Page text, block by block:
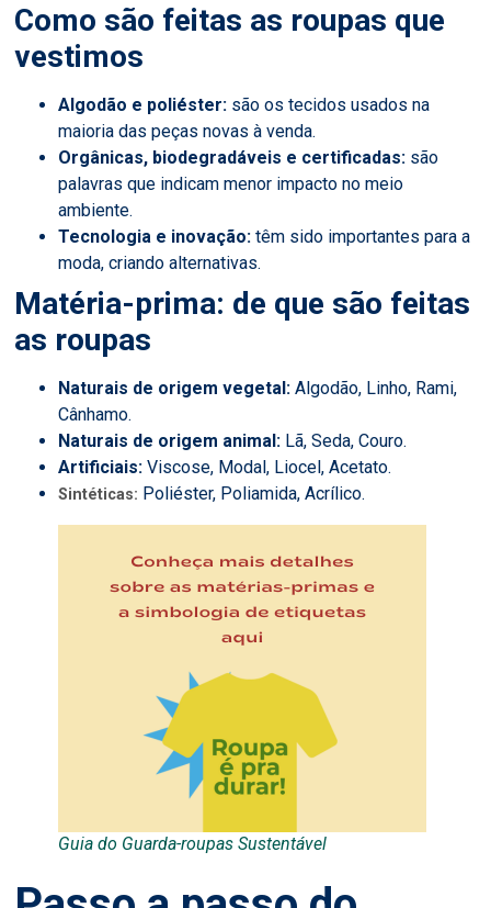
Como são feitas as roupas que
vestimos
Algodão e poliéster: são os tecidos usados na
maioria das peças novas à venda.
Orgânicas, biodegradáveis e certificadas: são
palavras que indicam menor impacto no meio
ambiente.
Tecnologia e inovação: têm sido importantes para a
moda, criando alternativas.
Matéria-prima: de que são feitas
as roupas
Naturais de origem vegetal:Algodão, Linho, Rami,
Cânhamo.
Naturais de origem animal: Lã, Seda, Couro.
Artificiais:Viscose, Modal, Liocel, Acetato.
Sintéticas: Poliéster, Poliamida, Acrílico.
Guia do Guarda-roupas Sustentável